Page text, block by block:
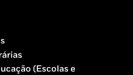
(Escolas e